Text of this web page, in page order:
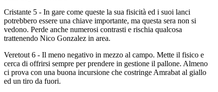
Cristante 5 - In gare come queste la sua fisicità ed i suoi lanci
potrebbero essere una chiave importante, ma questa sera non si
vedono. Perde anche numerosi contrasti e rischia qualcosa
trattenendo Nico Gonzalez in area.
Veretout 6 - Il meno negativo in mezzo al campo. Mette il fisico e
cerca di offrirsi sempre per prendere in gestione il pallone. Almeno
ci prova con una buona incursione che costringe Amrabat al giallo
ed un tiro da fuori.